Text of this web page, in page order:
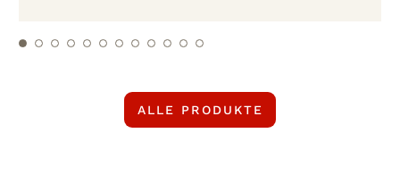
Biofutter.
ALLE PRODUKTE